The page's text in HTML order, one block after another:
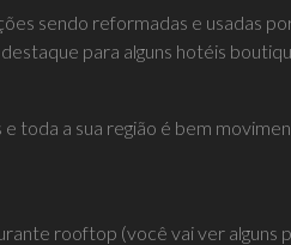
sendo reformadas e usadas
para alguns hotéis
toda a sua região é bem
rooftop (você vai ver alguns